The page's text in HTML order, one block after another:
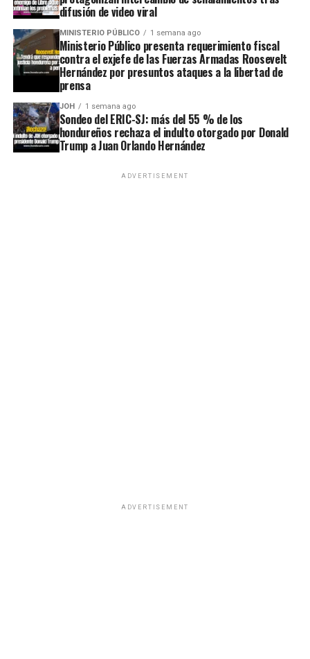
difusión de video viral
MINISTERIO PÚBLICO 1 semana ago
Ministerio Público presenta requerimiento fiscal
contra el exjefe de las Fuerzas Armadas Roosevelt
Hernández por presuntos ataques a la libertad de
prensa
JOH 1 semana ago
Sondeo del ERIC-SJ: más del 55 % de los
hondureños rechaza el indulto otorgado por Donald
Trump a Juan Orlando Hernández
ADVERTISEMENT
ADVERTISEMENT